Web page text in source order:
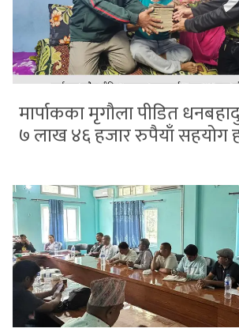
मार्पाकका मृगौला पीडित
७ लाख ४६ हजार रुपैयाँ सहयोग